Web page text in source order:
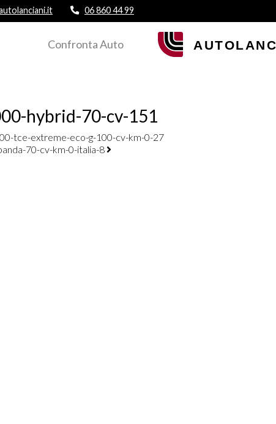
06 860 44 99
Confronta Auto
hybrid-70-cv-151
tce-extreme-eco-g-100-cv-km-0-27
70-cv-km-0-italia-8